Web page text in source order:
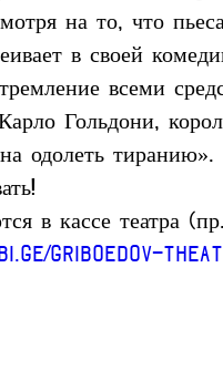
на то, что
в своей
всеми
Гольдони,
одолеть тиранию».
в кассе театра
griboedov-